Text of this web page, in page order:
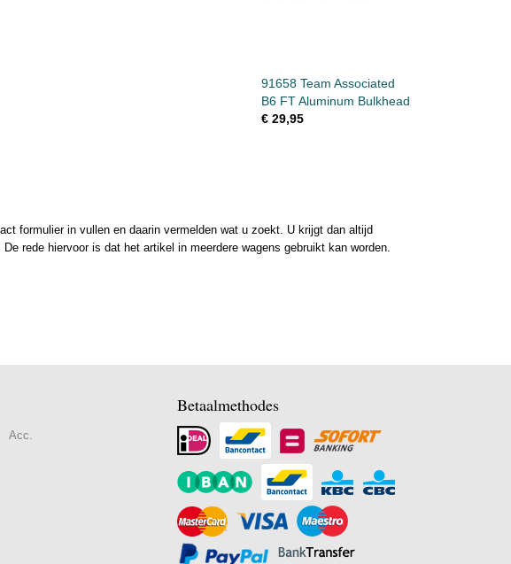
91658 Team Associated
B6 FT Aluminum Bulkhead
€ 29,95
formulier in vullen en daarin vermelden wat u zoekt. U krijgt dan altijd
rede hiervoor is dat het artikel in meerdere wagens gebruikt kan worden.
Acc.
Betaalmethodes